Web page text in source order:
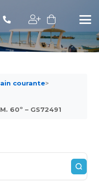
courante>
60º – GS72491